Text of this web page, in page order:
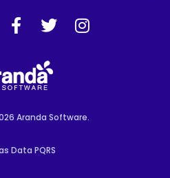
Aranda Software.
Data PQRS